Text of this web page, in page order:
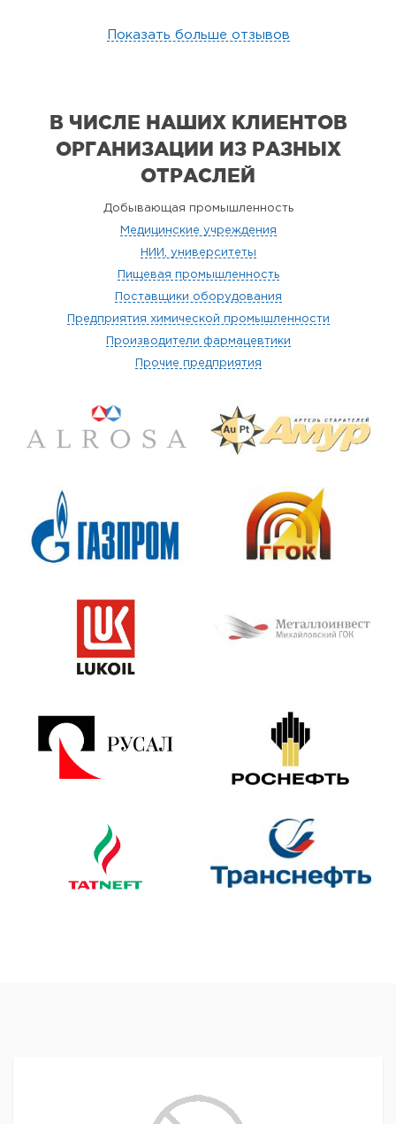
Показать больше отзывов
В ЧИСЛЕ НАШИХ КЛИЕНТОВ
ОРГАНИЗАЦИИ ИЗ РАЗНЫХ
ОТРАСЛЕЙ
Добывающая промышленность
Медицинские учреждения
НИИ, университеты
Пищевая промышленность
Поставщики оборудования
Предприятия химической промышленности
Производители фармацевтики
Прочие предприятия